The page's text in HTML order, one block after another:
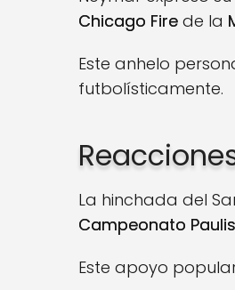
Chicago Fire de la
Este anhelo
futbolísticamente.
La hinchada del
Campeonato
Este apoyo